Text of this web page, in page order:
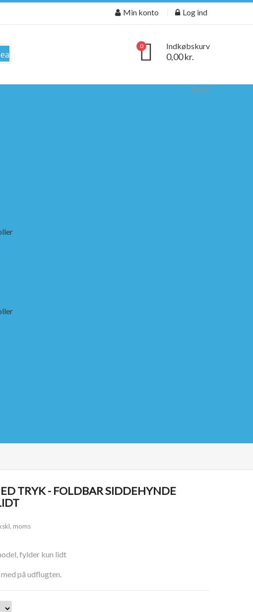
Min konto Log ind
Indkøbskurv
0,00 kr.
0
Back
TRYK - FOLDBAR SIDDEHYNDE
moms
fylder kun lidt
på udflugten.